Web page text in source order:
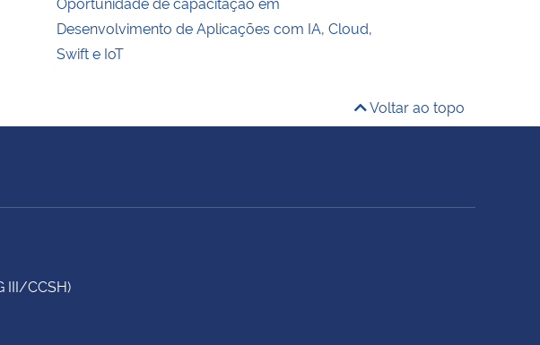
Desenvolvimento de Aplicações com IA, Cloud,
Swift e IoT
Voltar ao topo
III/CCSH)